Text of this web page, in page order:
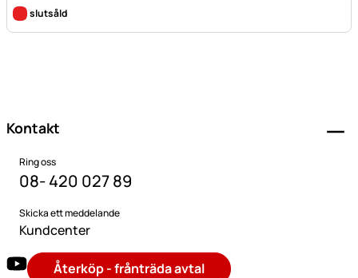
slutsåld
Kontakt
Ring oss
08- 420 027 89
Skicka ett meddelande
Kundcenter
Återköp - frånträda avtal